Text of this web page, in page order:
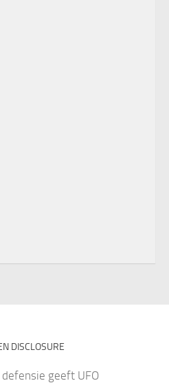
DISCLOSURE
defensie geeft UFO